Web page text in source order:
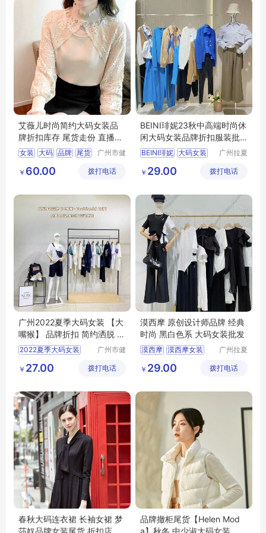
艾薇儿时尚简约大码女装品
牌折扣库存 尾货走份 直播拿
货服装市场
女装 大码 品牌 尾货
广州市健
限公司
￥ 60.00 拨打电话
BEINI琲妮23秋中高端时尚休
闲大码女装品牌折扣服装批
发直播实体
BEINI琲妮 大码女装
服装批发
广州拉夏
商行
￥ 29.00 拨打电话
广州2022夏季大码女装 【大
嘴猴】 品牌折扣 简约洒脱 年
轻可爱
2022夏季大码女装
广州市健
限公司
￥ 27.00 拨打电话
漠西摩 原创设计师品牌 经典
时尚 黑白色系 大码女装批发
漠西摩 漠西摩女装
大码女装批发
广州拉夏
商行
￥ 29.00 拨打电话
春秋大码连衣裙 长袖女裙 梦
莎奴品牌女装尾货 折扣店跑
品牌撤柜尾货【Helen Mod
a】秋冬 中少淑大码女装